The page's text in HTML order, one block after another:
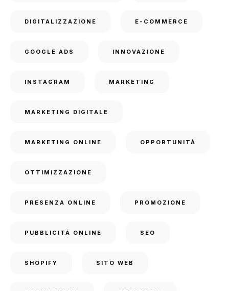
DIGITALIZZAZIONE E-COMMERCE
GOOGLE ADS INNOVAZIONE
INSTAGRAM MARKETING
MARKETING DIGITALE
MARKETING ONLINE OPPORTUNITÀ
OTTIMIZZAZIONE
PRESENZA ONLINE PROMOZIONE
PUBBLICITÀ ONLINE SEO
SHOPIFY SITO WEB